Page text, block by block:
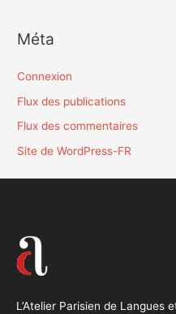
Méta
Connexion
Flux des publications
Flux des commentaires
Site de WordPress-FR
L’Atelier Parisien de Langues